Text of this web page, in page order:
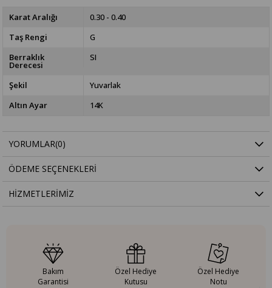
Karat Aralığı
0.30 - 0.40
Taş Rengi
G
Berraklık
Derecesi
SI
Şekil
Yuvarlak
Altın Ayar
14K
YORUMLAR(0)
ÖDEME SEÇENEKLERI
HIZMETLERIMIZ
Bakım
Garantisi
Özel Hediye
Kutusu
Özel Hediye
Notu